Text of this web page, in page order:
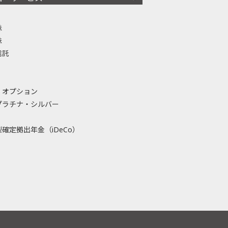
託
プション
ラチナ・シルバー
定拠出年金（iDeCo）